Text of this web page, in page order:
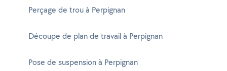
Perçage de trou à Perpignan
Découpe de plan de travail à Perpignan
Pose de suspension à Perpignan